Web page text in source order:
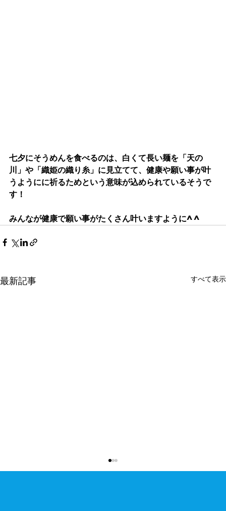
七夕にそうめんを食べるのは、白くて長い麺を「天の
川」や「織姫の織り糸」に見立てて、健康や願い事が叶
うようにに祈るためという意味が込められているそうで
す！
みんなが健康で願い事がたくさん叶いますように^ ^
最新記事 すべて表示